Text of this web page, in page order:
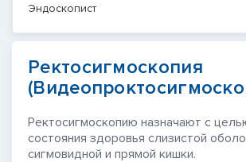
Эндоскопист
Ректосигмоскопия
Ректосигмоскопию назначают с
состояния здоровья слизистой
сигмовидной и прямой кишки.